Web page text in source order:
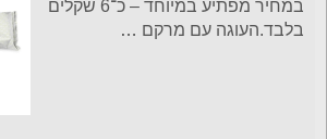
במחיר מפתיע במיוחד – כ־6 שקלים
בלבד.העוגה עם מרקם …